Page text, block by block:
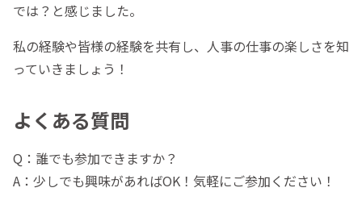
では？と感じました。
私の経験や皆様の経験を共有し、人事の仕事の楽しさを知
っていきましょう！
よくある質問
Q：誰でも参加できますか？
A：少しでも興味があればOK！気軽にご参加ください！